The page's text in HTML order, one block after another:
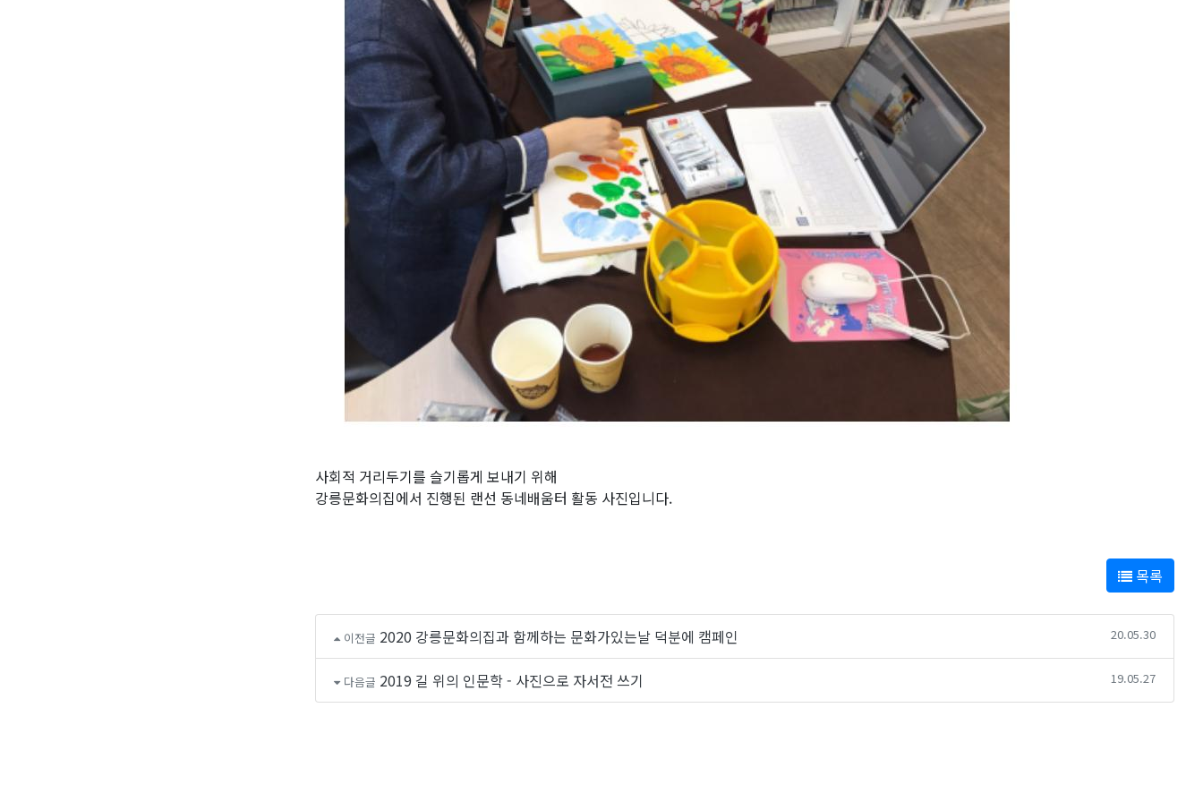
사회적 거리두기를 슬기롭게 보내기 위해
강릉문화의집에서 진행된 랜선 동네배움터 활동 사진입니다.
목록
이전글 2020 강릉문화의집과 함께하는 문화가있는날 덕분에 캠페인 20.05.30
다음글 2019 길 위의 인문학 - 사진으로 자서전 쓰기 19.05.27